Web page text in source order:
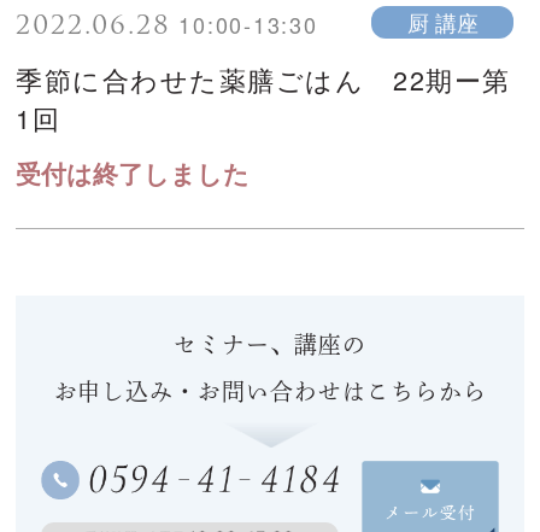
2022.06.28 10:00-13:30 厨 講座
季節に合わせた薬膳ごはん 22期ー第
1回
受付は終了しました
セミナー、講座の
お申し込み・お問い合わせはこちらから